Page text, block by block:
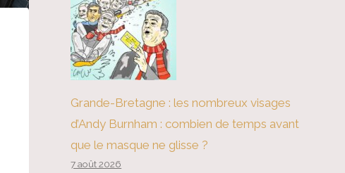
Grande-Bretagne : les nombreux visages
d’Andy Burnham : combien de temps avant
que le masque ne glisse ?
7 août 2026